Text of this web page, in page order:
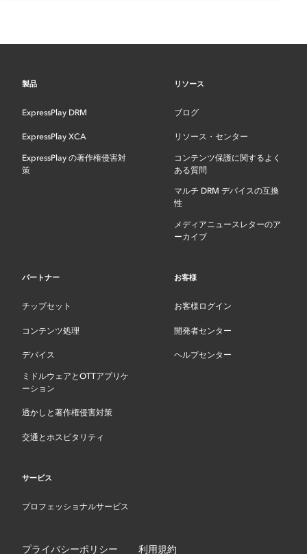
製品
ExpressPlay DRM
ExpressPlay XCA
ExpressPlay の著作権侵害対
策
リソース
ブログ
リソース・センター
コンテンツ保護に関するよく
ある質問
マルチ DRM デバイスの互換
性
メディアニュースレターのア
ーカイブ
パートナー
チップセット
コンテンツ処理
デバイス
ミドルウェアとOTTアプリケ
ーション
透かしと著作権侵害対策
交通とホスピタリティ
お客様
お客様ログイン
開発者センター
ヘルプセンター
サービス
プロフェッショナルサービス
プライバシーポリシー 利用規約